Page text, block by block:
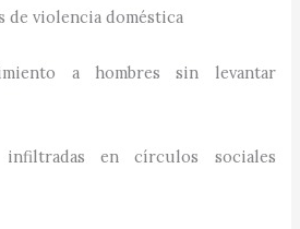
de violencia doméstica
a hombres sin levantar
en círculos sociales